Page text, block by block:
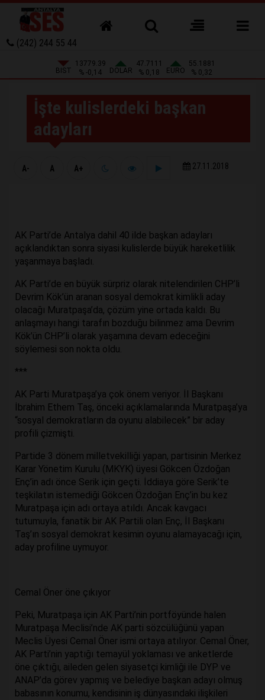
(242) 244 55 44
BIST
13779.39
% -0,14
DOLAR
47.7111
% 0,18
EURO
55.1881
% 0,32
İşte kulislerdeki başkan
adayları
A- A A+ 27.11.2018
AK Parti’de Antalya dahil 40 ilde başkan adayları
açıklandıktan sonra siyasi kulislerde büyük hareketlilik
yaşanmaya başladı.
AK Parti’de en büyük sürpriz olarak nitelendirilen CHP’li
Devrim Kök’ün aranan sosyal demokrat kimlikli aday
olacağı Muratpaşa’da, çözüm yine ortada kaldı. Bu
anlaşmayı hangi tarafın bozduğu bilinmez ama Devrim
Kök’ün CHP’li olarak yaşamına devam edeceğini
söylemesi son nokta oldu.
***
AK Parti Muratpaşa’ya çok önem veriyor. İl Başkanı
İbrahim Ethem Taş, önceki açıklamalarında Muratpaşa’ya
“sosyal demokratların da oyunu alabilecek” bir aday
profili çizmişti.
Partide 3 dönem milletvekilliği yapan, partisinin Merkez
Karar Yönetim Kurulu (MKYK) üyesi Gökcen Özdoğan
Enç’in adı önce Serik için geçti. İddiaya göre Serik’te
teşkilatın istemediği Gökcen Özdoğan Enç’in bu kez
Muratpaşa için adı ortaya atıldı. Ancak kavgacı
tutumuyla, fanatik bir AK Partili olan Enç, İl Başkanı
Taş’ın sosyal demokrat kesimin oyunu alamayacağı için,
aday profiline uymuyor.
Cemal Öner öne çıkıyor
Peki, Muratpaşa için AK Parti’nin portföyünde halen
Muratpaşa Meclisi’nde AK parti sözcülüğünü yapan
Meclis Üyesi Cemal Öner ismi ortaya atılıyor. Cemal Öner,
AK Parti’nin yaptığı temayül yoklaması ve anketlerde
öne çıktığı, aileden gelen siyasetçi kimliği ile DYP ve
ANAP’da görev yapmış ve belediye başkan adayı olmuş
babasının konumu, kendisinin iş dünyasındaki ilişkileri